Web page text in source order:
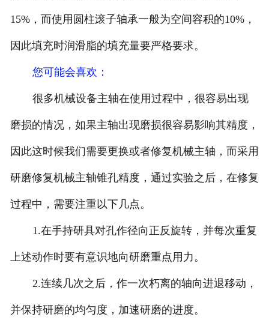
15%，而使用圆柱滚子轴承一般为空间容积的10%，
因此填充时润滑脂的填充量要严格要求。
您可能会喜欢：
很多机械设备主轴在使用过程中，很容易出现
磨损的情况，如果主轴出现磨损很容易影响其精度，
因此这时候我们需要更换或者修复机械主轴，而采用
研磨修复机械主轴锥孔精度，通过实验之后，在修复
过程中，需要注重以下几点。
1.在手持研具对孔作径向正反旋转，并每次重复
上述动作时要有意识地向研磨重点用力。
2.连续几次之后，作一次朽离的轴向进退移动，
并保持研磨的均匀度，加速研磨的进度。